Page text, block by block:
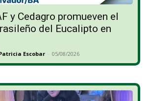
y Cedagro promueven el
del Eucalipto en
Escobar - 05/08/2026